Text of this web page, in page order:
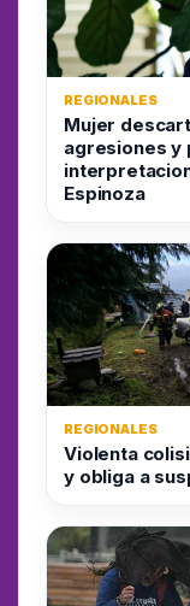
REGIONALES
Mujer
agresiones y
Espinoza
REGIONALES
Violenta
y obliga a